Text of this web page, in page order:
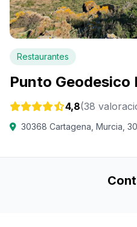
Restaurantes
Punto Geodesico
4,8(38
30368 Cartagena, Murcia,